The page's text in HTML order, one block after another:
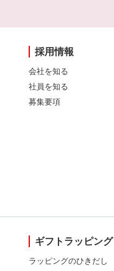
採用情報
会社を知る
社員を知る
募集要項
ギフトラッピング
ラッピングのひきだし